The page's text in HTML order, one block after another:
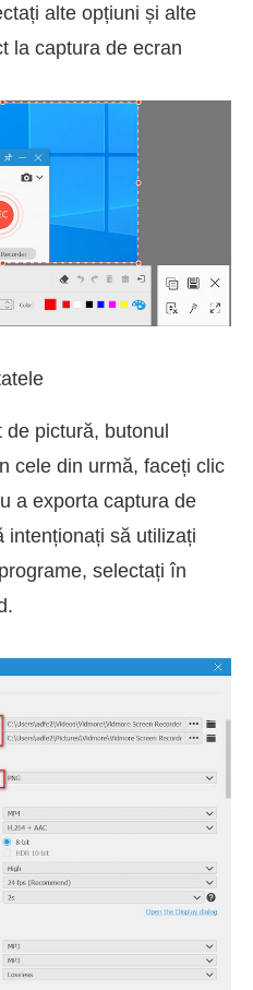
alte opțiuni și alte
la captura de ecran
de pictură, butonul
cele din urmă, faceți clic
a exporta captura de
intenționați să utilizați
selectați în